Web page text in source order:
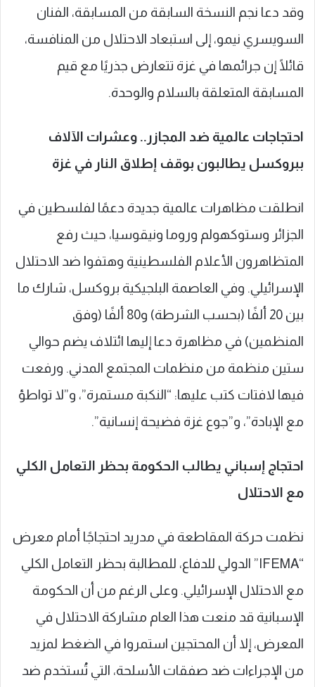
وقد دعا نجم النسخة السابقة من المسابقة، الفنان
السويسري نيمو، إلى استبعاد الاحتلال من المنافسة،
قائلًا إن جرائمها في غزة تتعارض جذريًا مع قيم
المسابقة المتعلقة بالسلام والوحدة.
احتجاجات عالمية ضد المجازر.. وعشرات الآلاف
ببروكسل يطالبون بوقف إطلاق النار في غزة
انطلقت مظاهرات عالمية جديدة دعمًا لفلسطين في
الجزائر وستوكهولم وروما ونيقوسيا، حيث رفع
المتظاهرون الأعلام الفلسطينية وهتفوا ضد الاحتلال
الإسرائيلي. وفي العاصمة البلجيكية بروكسل، شارك ما
بين 20 ألفًا (بحسب الشرطة) و80 ألفًا (وفق
المنظمين) في مظاهرة دعا إليها ائتلاف يضم حوالي
ستين منظمة من منظمات المجتمع المدني. ورفعت
فيها لافتات كتب عليها: “النكبة مستمرة”، و”لا تواطؤ
مع الإبادة”، و”جوع غزة فضيحة إنسانية”.
احتجاج إسباني يطالب الحكومة بحظر التعامل الكلي
مع الاحتلال
نظمت حركة المقاطعة في مدريد احتجاجًا أمام معرض
“IFEMA” الدولي للدفاع، للمطالبة بحظر التعامل الكلي
مع الاحتلال الإسرائيلي. وعلى الرغم من أن الحكومة
الإسبانية قد منعت هذا العام مشاركة الاحتلال في
المعرض، إلا أن المحتجين استمروا في الضغط لمزيد
من الإجراءات ضد صفقات الأسلحة، التي تُستخدم ضد